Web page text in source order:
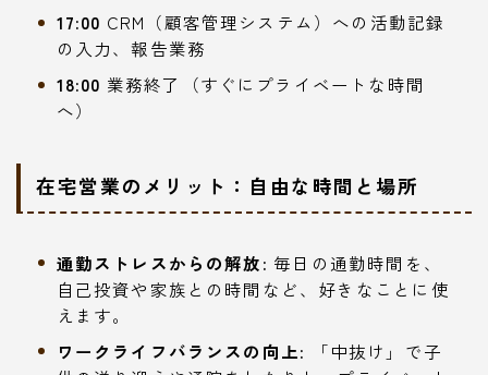
17:00 CRM（顧客管理システム）への活動記録
の入力、報告業務
18:00 業務終了（すぐにプライベートな時間
へ）
在宅営業のメリット：自由な時間と場所
通勤ストレスからの解放: 毎日の通勤時間を、
自己投資や家族との時間など、好きなことに使
えます。
ワークライフバランスの向上:
「中抜け」で子